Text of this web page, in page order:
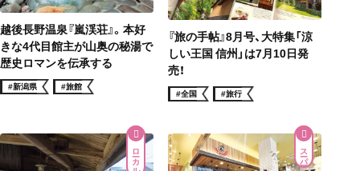
越後長野温泉『嵐渓荘』。本好
きな4代目館主が山奥の秘湯で
歴史ロマンを伝承する
#新潟県 #旅館
『旅の手帖』8月号、大特集「涼
しい王国 信州」は7月10日発
売！
#全国 #旅行
ローカル線 スーパー